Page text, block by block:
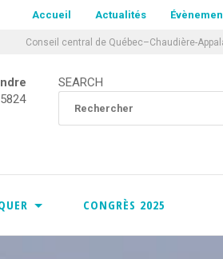
Accueil Actualités
Conseil central de Québec–Chaudière-
SEARCH
CONGRÈS 2025
CCQCA